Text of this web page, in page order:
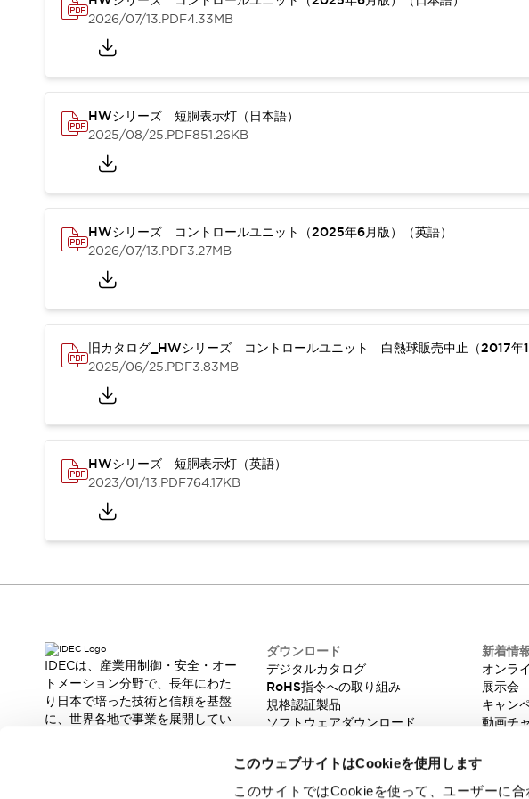
このウェブサイトはCookieを使用します
このサイトではCookieを使って、ユーザーに
重量物搬送アシスト
SWD搭載 AMR開発キット
防爆ソリューション
「防爆受注製品」のご提案
防爆技術への取り組み
防爆関連の法律・政令・省令
防爆安全セミナー
プリント基板製品ソリューション
商品箱詰め装置
人と機械の接点を清潔に
ダウンロード
規格認証製品
ソフトウェアダウンロード
Automation Organizer
オートメーション製品プログラミングソフトウェア
センシング製品モーターライズドシステム
一覧を表示する
一覧を表示する
オンラインセミナー
e-ラーニング
共催オンラインセミナー
一覧を表示する
キャンペーン
動画チャンネル
2026/07/13.PDF4.33MB
HWシリーズ 短胴表示灯（日本語）
2025/08/25.PDF851.26KB
HWシリーズ コントロールユニット（2025年6月版）（英語）
2026/07/13.PDF3.27MB
旧カタログ_HWシリーズ コントロールユニット 白熱球販売中止（2017年1
2025/06/25.PDF3.83MB
HWシリーズ 短胴表示灯（英語）
2023/01/13.PDF764.17KB
IDECは、産業用制御・安全・オー
トメーション分野で、長年にわた
り日本で培った技術と信頼を基盤
に、世界各地で事業を展開してい
ダウンロード
デジタルカタログ
RoHS指令への取り組み
規格認証製品
ソフトウェアダウンロード
新着情
オンラ
展示会
キャン
動画チ
IDEC ニ